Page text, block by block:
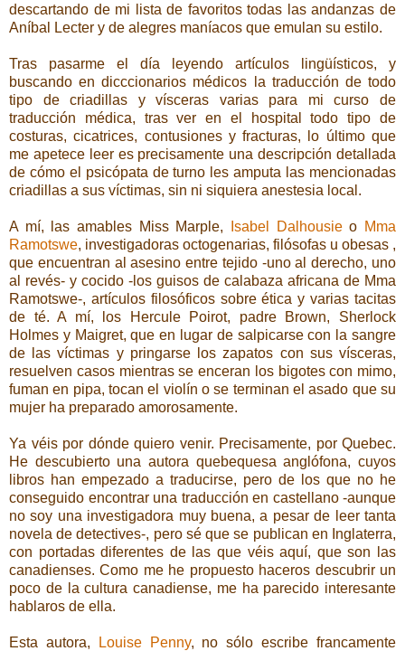
descartando de mi lista de favoritos todas las andanzas de
Aníbal Lecter y de alegres maníacos que emulan su estilo.
Tras pasarme el día leyendo artículos lingüísticos, y
buscando en dicccionarios médicos la traducción de todo
tipo de criadillas y vísceras varias para mi curso de
traducción médica, tras ver en el hospital todo tipo de
costuras, cicatrices, contusiones y fracturas, lo último que
me apetece leer es precisamente una descripción detallada
de cómo el psicópata de turno les amputa las mencionadas
criadillas a sus víctimas, sin ni siquiera anestesia local.
A mí, las amables Miss Marple, Isabel Dalhousie o Mma
Ramotswe, investigadoras octogenarias, filósofas u obesas ,
que encuentran al asesino entre tejido -uno al derecho, uno
al revés- y cocido -los guisos de calabaza africana de Mma
Ramotswe-, artículos filosóficos sobre ética y varias tacitas
de té. A mí, los Hercule Poirot, padre Brown, Sherlock
Holmes y Maigret, que en lugar de salpicarse con la sangre
de las víctimas y pringarse los zapatos con sus vísceras,
resuelven casos mientras se enceran los bigotes con mimo,
fuman en pipa, tocan el violín o se terminan el asado que su
mujer ha preparado amorosamente.
Ya véis por dónde quiero venir. Precisamente, por Quebec.
He descubierto una autora quebequesa anglófona, cuyos
libros han empezado a traducirse, pero de los que no he
conseguido encontrar una traducción en castellano -aunque
no soy una investigadora muy buena, a pesar de leer tanta
novela de detectives-, pero sé que se publican en Inglaterra,
con portadas diferentes de las que véis aquí, que son las
canadienses. Como me he propuesto haceros descubrir un
poco de la cultura canadiense, me ha parecido interesante
hablaros de ella.
Esta autora, Louise Penny, no sólo escribe francamente